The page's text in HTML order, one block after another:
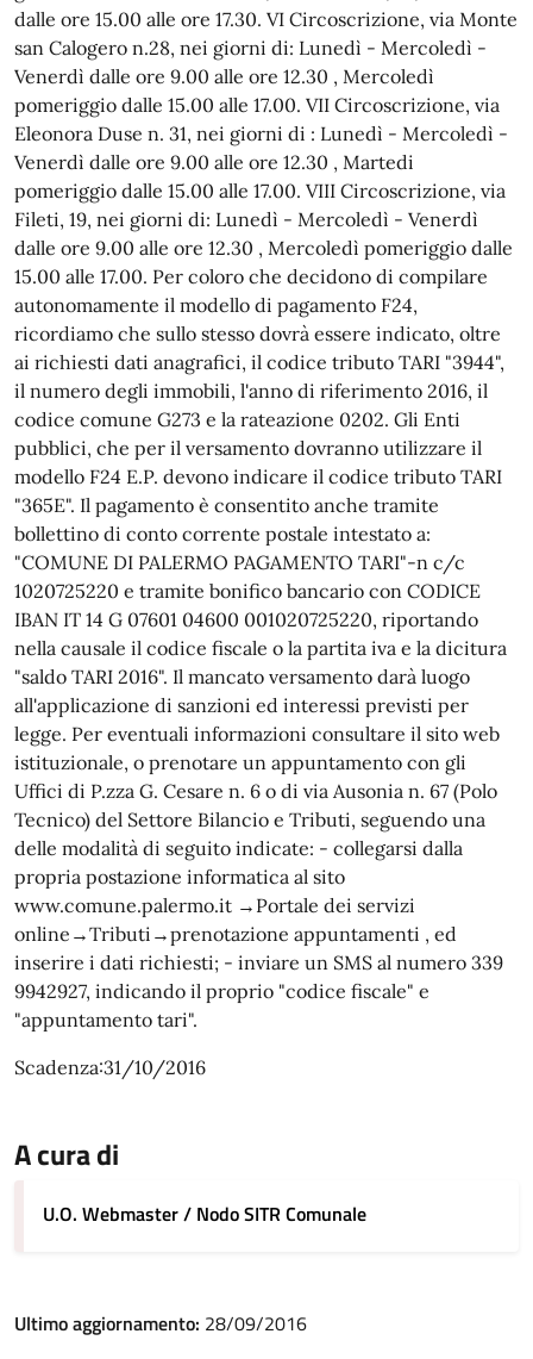
dalle ore 15.00 alle ore 17.30. VI Circoscrizione, via Monte
san Calogero n.28, nei giorni di: Lunedì - Mercoledì -
Venerdì dalle ore 9.00 alle ore 12.30 , Mercoledì
pomeriggio dalle 15.00 alle 17.00. VII Circoscrizione, via
Eleonora Duse n. 31, nei giorni di : Lunedì - Mercoledì -
Venerdì dalle ore 9.00 alle ore 12.30 , Martedi
pomeriggio dalle 15.00 alle 17.00. VIII Circoscrizione, via
Fileti, 19, nei giorni di: Lunedì - Mercoledì - Venerdì
dalle ore 9.00 alle ore 12.30 , Mercoledì pomeriggio dalle
15.00 alle 17.00. Per coloro che decidono di compilare
autonomamente il modello di pagamento F24,
ricordiamo che sullo stesso dovrà essere indicato, oltre
ai richiesti dati anagrafici, il codice tributo TARI "3944",
il numero degli immobili, l'anno di riferimento 2016, il
codice comune G273 e la rateazione 0202. Gli Enti
pubblici, che per il versamento dovranno utilizzare il
modello F24 E.P. devono indicare il codice tributo TARI
"365E". Il pagamento è consentito anche tramite
bollettino di conto corrente postale intestato a:
"COMUNE DI PALERMO PAGAMENTO TARI"-n c/c
1020725220 e tramite bonifico bancario con CODICE
IBAN IT 14 G 07601 04600 001020725220, riportando
nella causale il codice fiscale o la partita iva e la dicitura
"saldo TARI 2016". Il mancato versamento darà luogo
all'applicazione di sanzioni ed interessi previsti per
legge. Per eventuali informazioni consultare il sito web
istituzionale, o prenotare un appuntamento con gli
Uffici di P.zza G. Cesare n. 6 o di via Ausonia n. 67 (Polo
Tecnico) del Settore Bilancio e Tributi, seguendo una
delle modalità di seguito indicate: - collegarsi dalla
propria postazione informatica al sito
www.comune.palermo.it →Portale dei servizi
online→Tributi→prenotazione appuntamenti , ed
inserire i dati richiesti; - inviare un SMS al numero 339
9942927, indicando il proprio "codice fiscale" e
"appuntamento tari".
Scadenza:31/10/2016
A cura di
U.O. Webmaster / Nodo SITR Comunale
Ultimo aggiornamento: 28/09/2016